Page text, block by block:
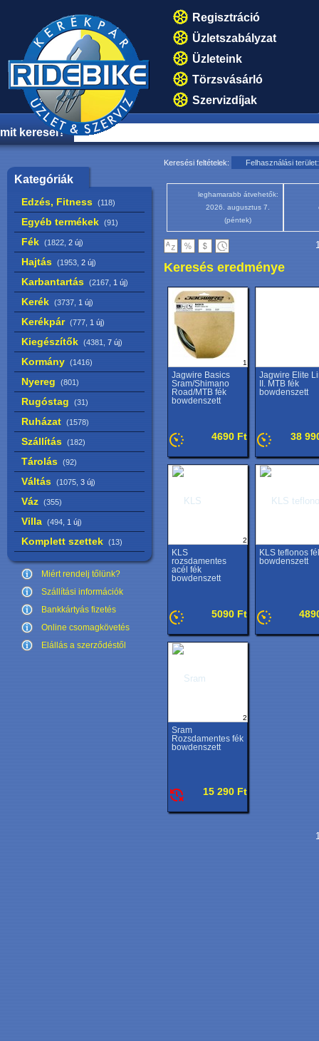
Regisztráció
Üzletszabályzat
Üzleteink
Törzsvásárló
Szervizdíjak
mit keresel?
Kategóriák
Edzés, Fitness (118)
Egyéb termékek (91)
Fék (1822, 2 új)
Hajtás (1953, 2 új)
Karbantartás (2167, 1 új)
Kerék (3737, 1 új)
Kerékpár (777, 1 új)
Kiegészítők (4381, 7 új)
Kormány (1416)
Nyereg (801)
Rugóstag (31)
Ruházat (1578)
Szállítás (182)
Tárolás (92)
Váltás (1075, 3 új)
Váz (355)
Villa (494, 1 új)
Komplett szettek (13)
Miért rendelj tőlünk?
Szállítási információk
Bankkártyás fizetés
Online csomagkövetés
Elállás a szerződéstől
Keresési feltételek: Felhasználási
leghamarabb átvehetők:
2026. augusztus 7.
(péntek)
Keresés eredménye
1
Jagwire Basics
Sram/Shimano
Road/MTB fék
bowdenszett
4690 Ft
Jagwire Elite
II. MTB fék
bowdenszett
38
2
KLS
rozsdamentes
acél fék
bowdenszett
5090 Ft
KLS teflonos
bowdenszett
2
Sram
Rozsdamentes fék
bowdenszett
15 290 Ft